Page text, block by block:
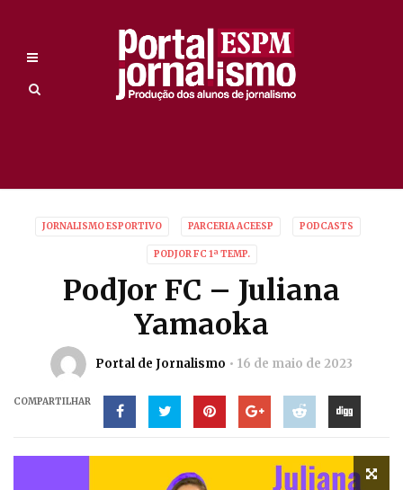
JORNALISMO ESPORTIVO PARCERIA ACEESP PODCASTS
PODJOR FC 1ª TEMP.
PodJor FC – Juliana
Yamaoka
Portal de Jornalismo 16 de maio de 2023
COMPARTILHAR